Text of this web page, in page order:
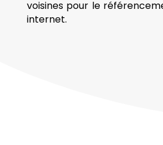
voisines pour le
internet.